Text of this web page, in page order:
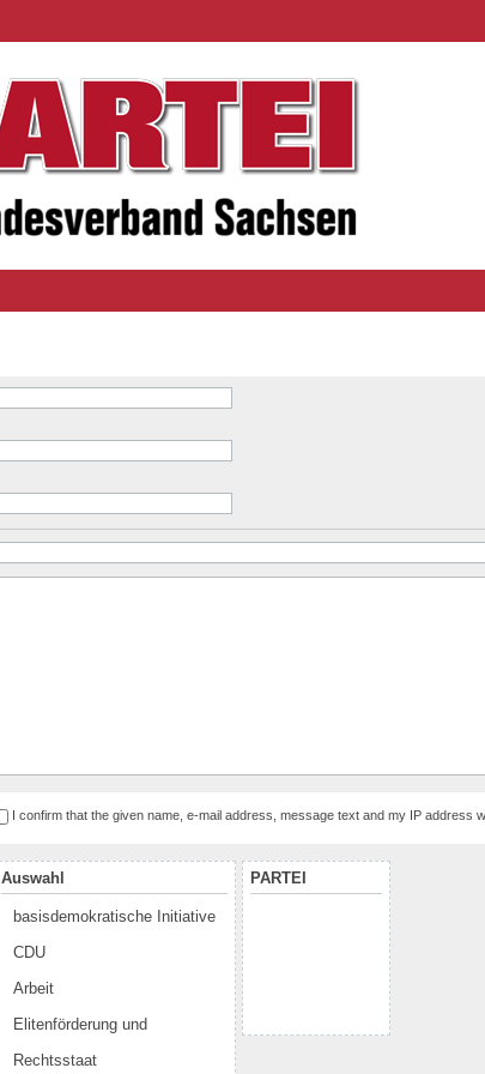
I confirm that the given name, e-mail address, message text and my IP
Auswahl
basisdemokratische Initiative
CDU
Arbeit
Elitenförderung und
Rechtsstaat
PARTEI